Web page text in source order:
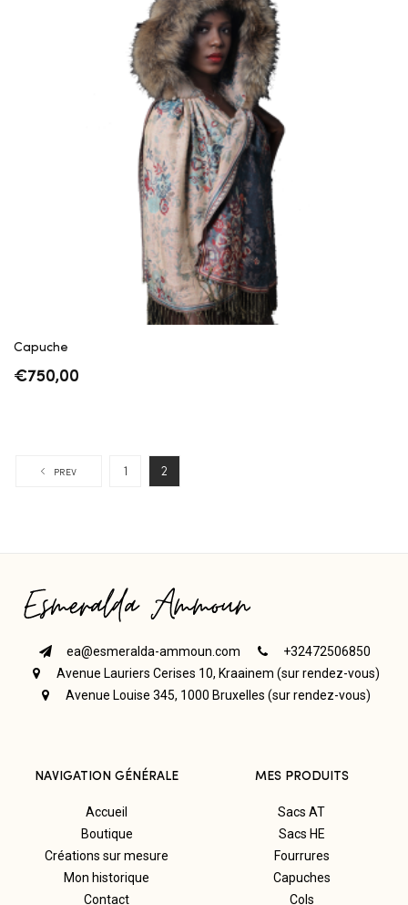
Capuche
€750,00
PREV 1 2
ea@esmeralda-ammoun.com
+32472506850
Avenue Lauriers Cerises 10, Kraainem (sur rendez-vous)
Avenue Louise 345, 1000 Bruxelles (sur rendez-vous)
NAVIGATION GÉNÉRALE
Accueil
Boutique
Créations sur mesure
Mon historique
Contact
MES PRODUITS
Sacs AT
Sacs HE
Fourrures
Capuches
Cols